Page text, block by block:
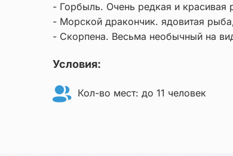
- Горбыль. Очень редкая и красивая
- Морской дракончик. ядовитая
- Скорпена. Весьма необычный на
Условия:
Кол-во мест: до 11 человек